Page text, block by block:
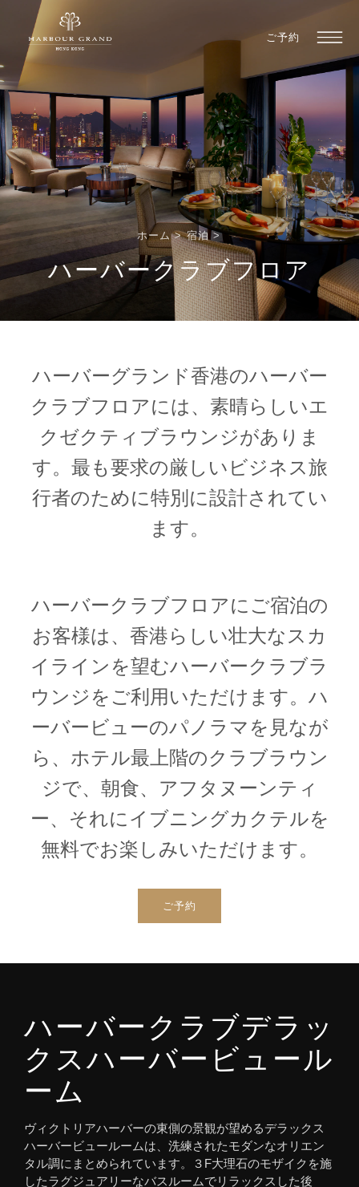
ご予約
1 1
ホーム > 宿泊 >
ハーバークラブフロア
ハーバーグランド香港のハーバー
クラブフロアには、素晴らしいエ
クゼクティブラウンジがありま
す。最も要求の厳しいビジネス旅
行者のために特別に設計されてい
ます。
ハーバークラブフロアにご宿泊の
お客様は、香港らしい壮大なスカ
イラインを望むハーバークラブラ
ウンジをご利用いただけます。ハ
ーバービューのパノラマを見なが
ら、ホテル最上階のクラブラウン
ジで、朝食、アフタヌーンティ
ー、それにイブニングカクテルを
無料でお楽しみいただけます。
ご予約
ハーバークラブデラッ
クスハーバービュール
ーム
ヴィクトリアハーバーの東側の景観が望めるデラックス
ハーバービュールームは、洗練されたモダンなオリエン
タル調にまとめられています。３F大理石のモザイクを施
したラグジュアリーなバスルームでリラックスした後